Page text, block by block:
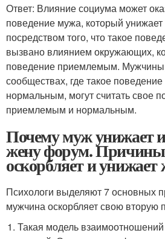
Ответ: Влияние социума может
поведение мужа, который унижает
посредством того, что такое
вызвано влиянием окружающих,
поведение приемлемым.
сообществах, где такое поведение
нормальным, могут считать свое
приемлемым и нормальным.
Почему муж унижает
жену форум.
оскорбляет и унижает
Психологи выделяют 7 основных
мужчина оскорбляет свою вторую
Такая модель